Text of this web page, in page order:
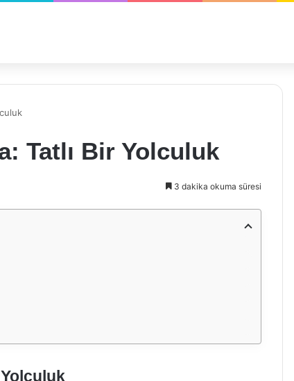
Tatlı Bir Yolculuk
3 dakika okuma süresi